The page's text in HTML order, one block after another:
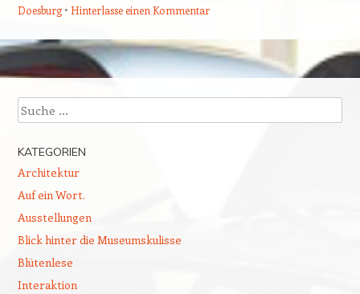
Doesburg
Hinterlasse einen Kommentar
Beitragsnavigation
Suchen
KATEGORIEN
Architektur
Auf ein Wort.
Ausstellungen
Blick hinter die Museumskulisse
Blütenlese
Interaktion